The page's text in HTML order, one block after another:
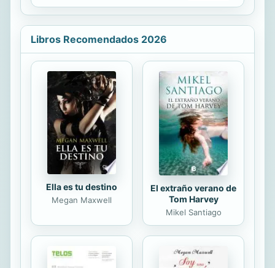
palabra y de la vida; creadores de
Literatura, en mayúsculas; artistas
libres y sin tapujos, en definitiva. Y
también aquellos libertinos que
habitaron la isla de Capri o Taormina,
entre las azules aguas y cielos del
Mediterráneo. Todos ellos libertinos,
libres en su amplitud de
pensamiento, sin condicionamiento
de sexo ni prejuicios de ningún tipo,
pues al...
Libros Recomendados 2026
Ella es tu destino
Megan Maxwell
El extraño verano de
Tom Harvey
Mikel Santiago